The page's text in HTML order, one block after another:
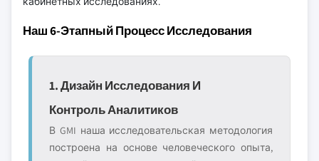
Наш 6-Этапный Процесс Исследования
1. Дизайн Исследования И
Контроль Аналитиков
В GMI наша исследовательская методология
построена на основе человеческого опыта,